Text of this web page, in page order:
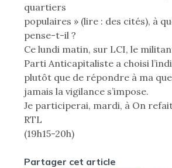
quartiers
populaires » (lire : des cités), à
pense-t-il ?
Ce lundi matin, sur LCI, le
Parti Anticapitaliste a choisi
plutôt que de répondre à ma
jamais la vigilance s’impose.
Je participerai, mardi, à On
RTL
(19h15-20h)
Partager cet article